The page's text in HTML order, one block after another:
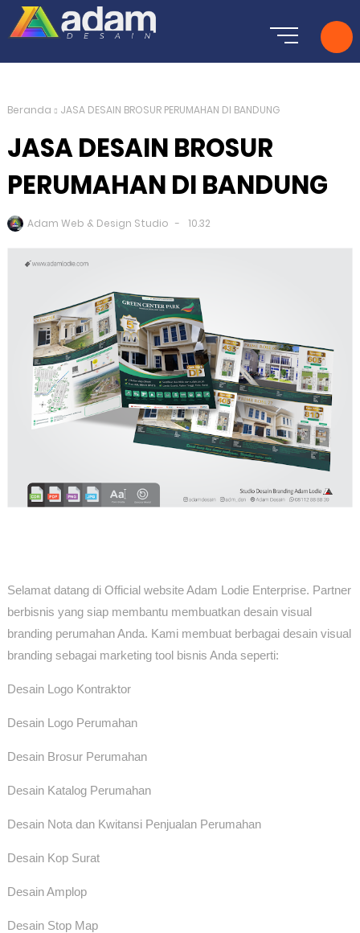
Beranda JASA DESAIN BROSUR PERUMAHAN DI BANDUNG
JASA DESAIN BROSUR
PERUMAHAN DI BANDUNG
Adam Web & Design Studio 10.32
Selamat datang di Official website Adam Lodie Enterprise. Partner
berbisnis yang siap membantu membuatkan desain visual
branding perumahan Anda. Kami membuat berbagai desain visual
branding sebagai marketing tool bisnis Anda seperti:
Desain Logo Kontraktor
Desain Logo Perumahan
Desain Brosur Perumahan
Desain Katalog Perumahan
Desain Nota dan Kwitansi Penjualan Perumahan
Desain Kop Surat
Desain Amplop
Desain Stop Map